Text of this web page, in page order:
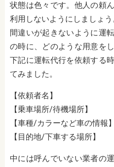
状態は色々です。他人の頼
利用しないようにしましょう
間違いが起きないように運
の時に、どのような用意を
下記に運転代行を依頼する
てみました。
【依頼者名】
【乗車場所/待機場所】
【車種/カラーなど車の情報】
【目的地/下車する場所】
中には呼んでいない業者の